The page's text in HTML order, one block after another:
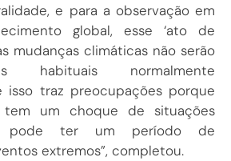
e para a observação em
global, esse ‘ato de
mudanças climáticas não serão
habituais normalmente
isso traz preocupações porque
um choque de situações
pode ter um período de
extremos”, completou.